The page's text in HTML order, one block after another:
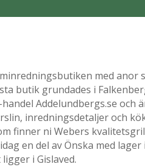
med anor
butik grundades i
Addelundbergs.se och
inredningsdetaljer och
finner ni Webers
en del av Önska med
i Gislaved.